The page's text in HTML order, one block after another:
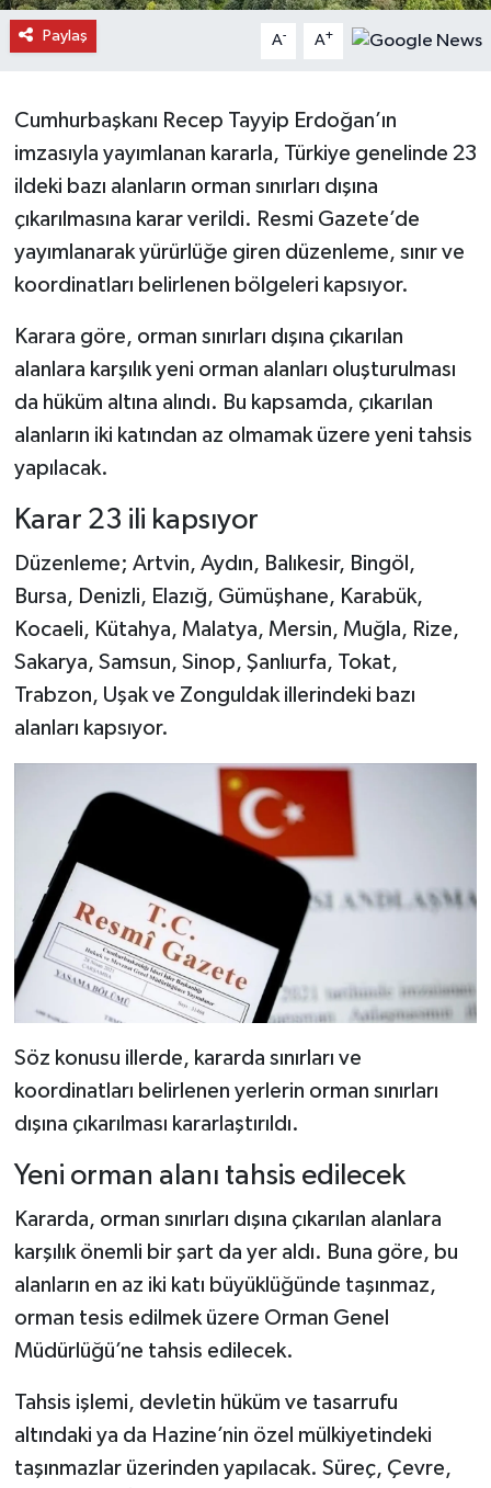
Paylaş A- A+
Cumhurbaşkanı Recep Tayyip Erdoğan’ın
imzasıyla yayımlanan kararla, Türkiye genelinde 23
ildeki bazı alanların orman sınırları dışına
çıkarılmasına karar verildi. Resmi Gazete’de
yayımlanarak yürürlüğe giren düzenleme, sınır ve
koordinatları belirlenen bölgeleri kapsıyor.
Karara göre, orman sınırları dışına çıkarılan
alanlara karşılık yeni orman alanları oluşturulması
da hüküm altına alındı. Bu kapsamda, çıkarılan
alanların iki katından az olmamak üzere yeni tahsis
yapılacak.
Karar 23 ili kapsıyor
Düzenleme; Artvin, Aydın, Balıkesir, Bingöl,
Bursa, Denizli, Elazığ, Gümüşhane, Karabük,
Kocaeli, Kütahya, Malatya, Mersin, Muğla, Rize,
Sakarya, Samsun, Sinop, Şanlıurfa, Tokat,
Trabzon, Uşak ve Zonguldak illerindeki bazı
alanları kapsıyor.
Söz konusu illerde, kararda sınırları ve
koordinatları belirlenen yerlerin orman sınırları
dışına çıkarılması kararlaştırıldı.
Yeni orman alanı tahsis edilecek
Kararda, orman sınırları dışına çıkarılan alanlara
karşılık önemli bir şart da yer aldı. Buna göre, bu
alanların en az iki katı büyüklüğünde taşınmaz,
orman tesis edilmek üzere Orman Genel
Müdürlüğü’ne tahsis edilecek.
Tahsis işlemi, devletin hüküm ve tasarrufu
altındaki ya da Hazine’nin özel mülkiyetindeki
taşınmazlar üzerinden yapılacak. Süreç, Çevre,
İnebolu Haberleri
Merkez Haberleri
Pınarbaşı Haberleri
Şenpazar Haberleri
Taşköprü Haberleri
Tosya Haberleri
Karadeniz Haberleri
Ulusal Haberler
Siyaset Haberleri
Dünya Haberleri
Haber Arşivi